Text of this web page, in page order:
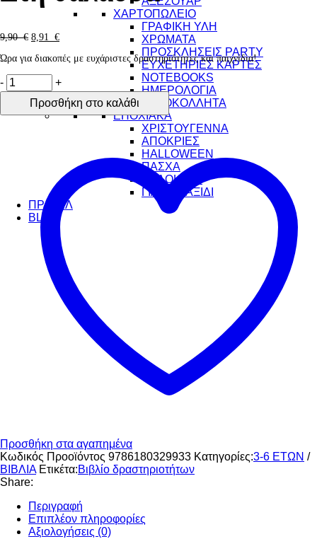
ΧΑΡΤΟΠΩΛΕΙΟ
ΓΡΑΦΙΚΗ ΥΛΗ
ΧΡΩΜΑΤΑ
ΠΡΟΣΚΛΗΣΕΙΣ PARTY
ΕΥΧΕΤΗΡΙΕΣ ΚΑΡΤΕΣ
NOTEBOOKS
ΗΜΕΡΟΛΟΓΙΑ
ΑΥΤΟΚΟΛΛΗΤΑ
ΕΠΟΧΙΑΚΑ
ΧΡΙΣΤΟΥΓΕΝΝΑ
ΑΠΟΚΡΙΕΣ
HALLOWEEN
ΠΑΣΧΑ
ΚΑΛΟΚΑΙΡΙ
ΓΙΑ ΤΟ ΤΑΞΙΔΙ
ΠΡΟΦΙΛ
BLOG
9,90 € 8,91 €
Ώρα για διακοπές με ευχάριστες δραστηριότητες και παιχνίδια!
-
+
Προσθήκη στο καλάθι
Προσθήκη στα αγαπημένα
Κωδικός Προοϊόντος 9786180329933 Κατηγορίες:3-6 ΕΤΩΝ /
ΒΙΒΛΙΑ Ετικέτα:Βιβλίο δραστηριοτήτων
Share:
Περιγραφή
Επιπλέον πληροφορίες
Αξιολογήσεις (0)